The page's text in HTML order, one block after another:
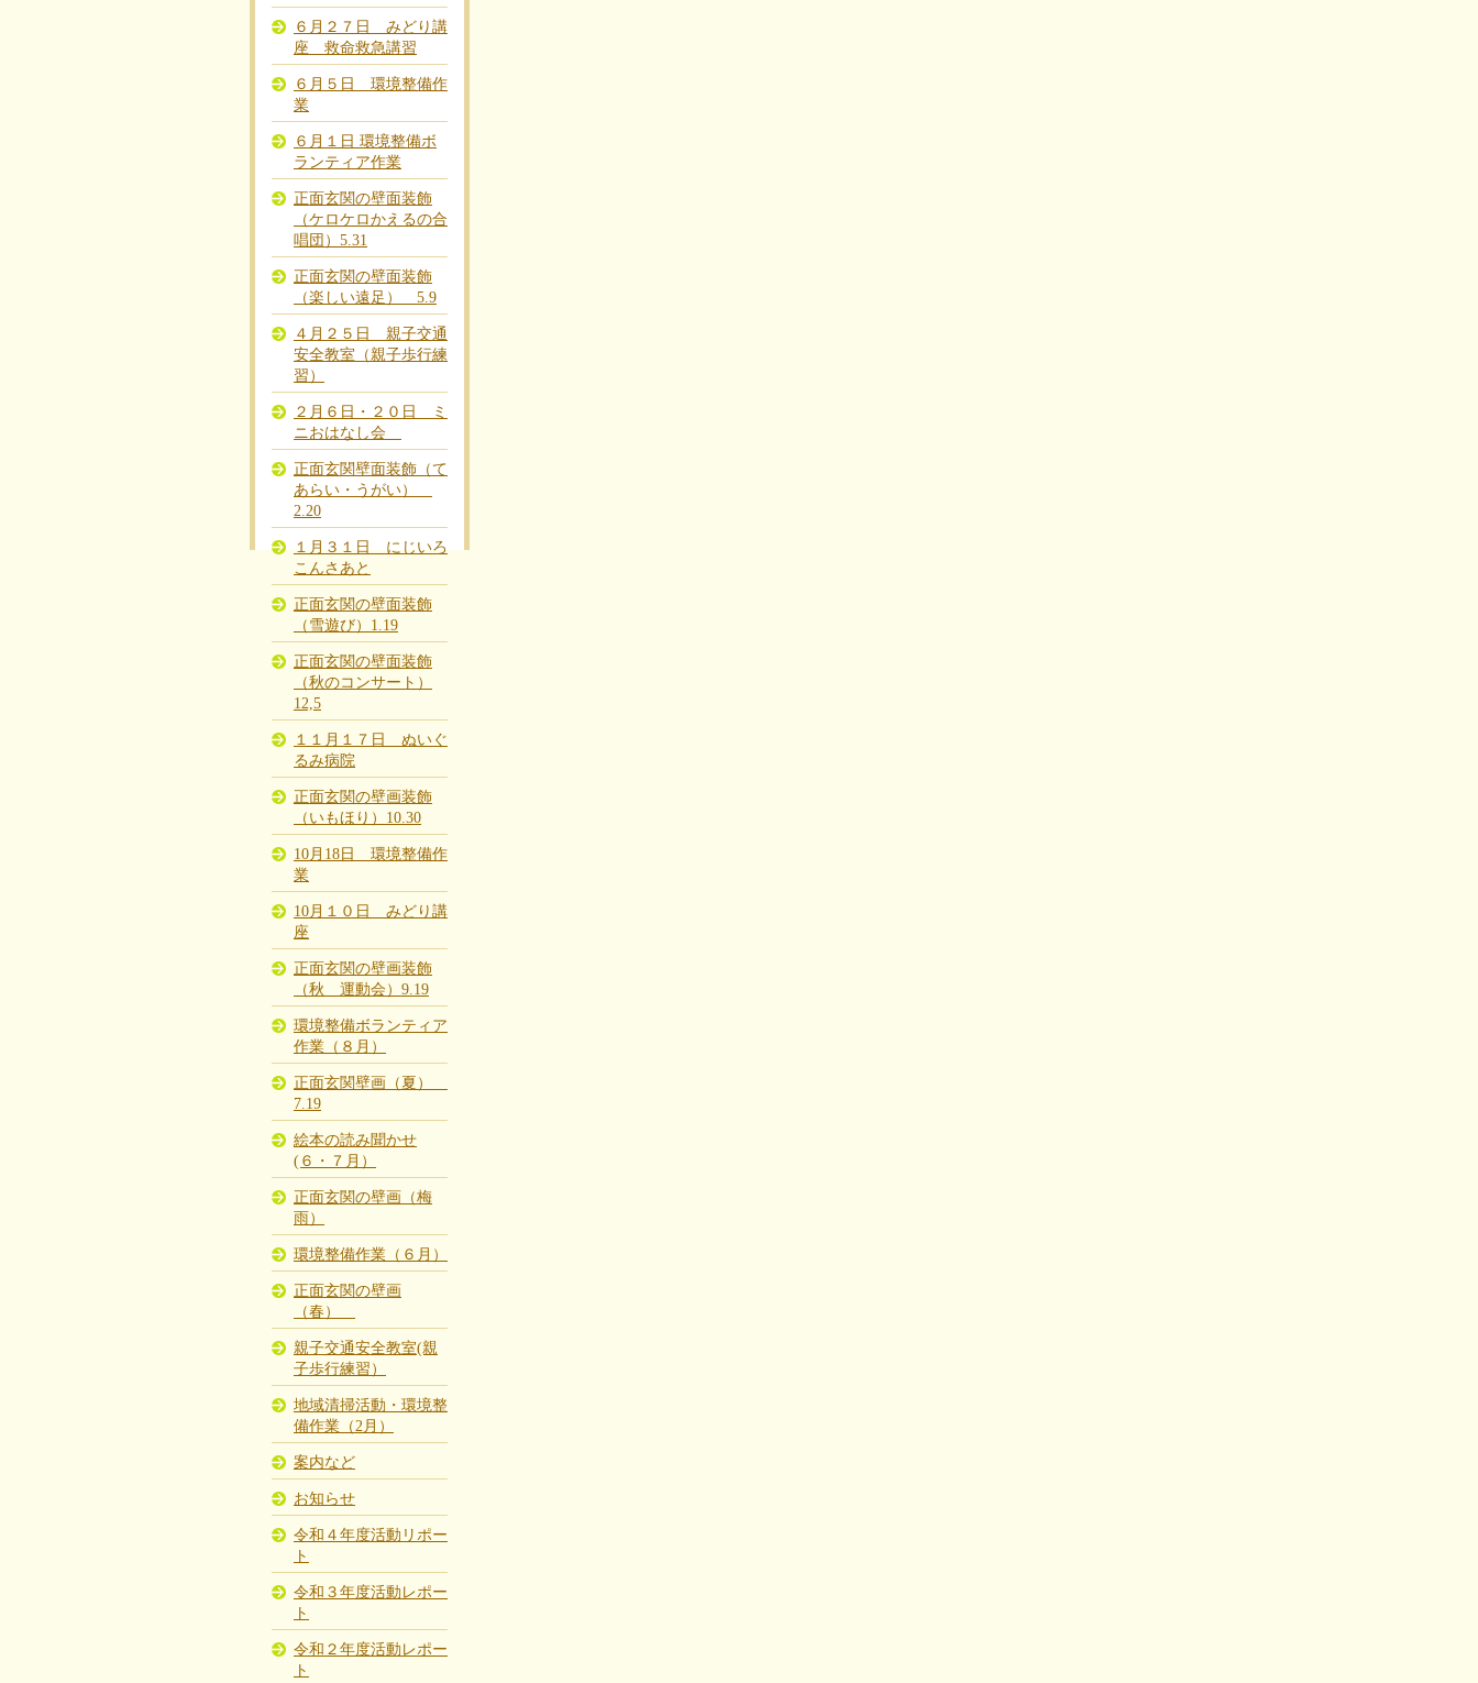
６月２７日 みどり講
座 救命救急講習
６月５日 環境整備作
業
６月１日 環境整備ボ
ランティア作業
正面玄関の壁面装飾
（ケロケロかえるの合
唱団）5.31
正面玄関の壁面装飾
（楽しい遠足） 5.9
４月２５日 親子交通
安全教室（親子歩行練
習）
２月６日・２０日 ミ
ニおはなし会
正面玄関壁面装飾（て
あらい・うがい）
2.20
１月３１日 にじいろ
こんさあと
正面玄関の壁面装飾
（雪遊び）1.19
正面玄関の壁面装飾
（秋のコンサート）
12,5
１１月１７日 ぬいぐ
るみ病院
正面玄関の壁画装飾
（いもほり）10.30
10月18日 環境整備作
業
10月１０日 みどり講
座
正面玄関の壁画装飾
（秋 運動会）9.19
環境整備ボランティア
作業（８月）
正面玄関壁画（夏）
7.19
絵本の読み聞かせ
(６・７月）
正面玄関の壁画（梅
雨）
環境整備作業（６月）
正面玄関の壁画
（春）
親子交通安全教室(親
子歩行練習）
地域清掃活動・環境整
備作業（2月）
案内など
お知らせ
令和４年度活動リポー
ト
令和３年度活動レポー
ト
令和２年度活動レポー
ト